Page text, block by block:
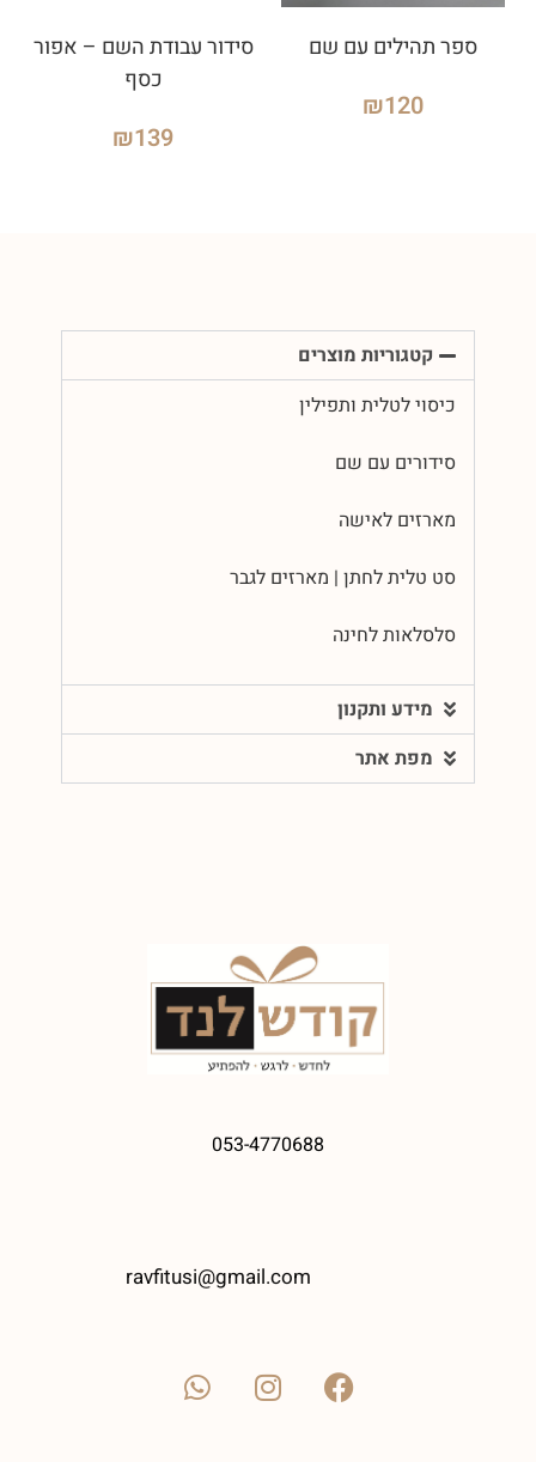
ספר תהילים עם שם
₪120
סידור עבודת השם – אפור
כסף
₪139
קטגוריות מוצרים
כיסוי לטלית ותפילין
סידורים עם שם
מארזים לאישה
סט טלית לחתן | מארזים לגבר
סלסלאות לחינה
מידע ותקנון
מפת אתר
053-4770688